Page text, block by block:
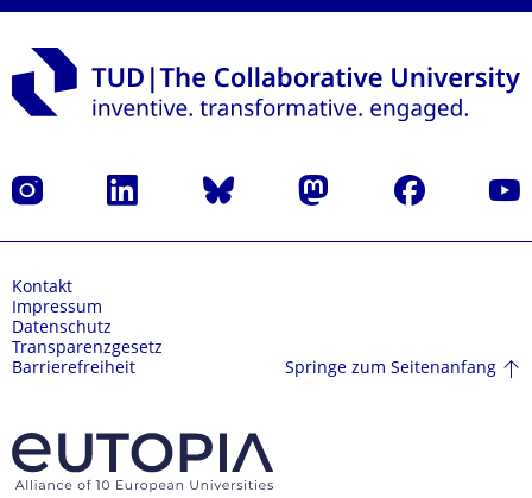
Instagram LinkedIn Bluesky Mastodon Facebook
Kontakt
Impressum
Datenschutz
Transparenzgesetz
Barrierefreiheit
Springe zum Seitenanfang